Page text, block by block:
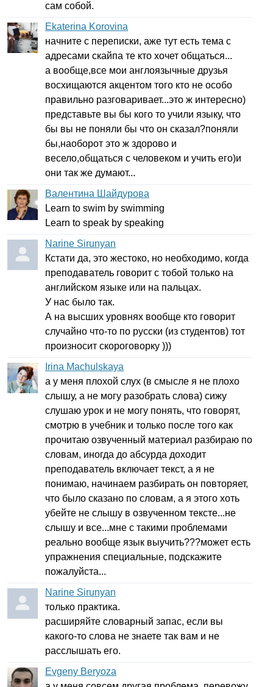
сам собой.
Ekaterina Korovina
начните с переписки, аже тут есть тема с
адресами скайпа те кто хочет общаться...
а вообще,все мои англоязычные друзья
восхищаются акцентом того кто не особо
правильно разговаривает...это ж интересно)
представьте вы бы кого то учили языку, что
бы вы не поняли бы что он сказал?поняли
бы,наоборот это ж здорово и
весело,общаться с человеком и учить его)и
они так же думают...
Валентина Шайдурова
Learn to swim by swimming
Learn to speak by speaking
Narine Sirunyan
Кстати да, это жестоко, но необходимо, когда
преподаватель говорит с тобой только на
английском языке или на пальцах.
У нас было так.
А на высших уровнях вообще кто говорит
случайно что-то по русски (из студентов) тот
произносит скороговорку )))
Irina Machulskaya
а у меня плохой слух (в смысле я не плохо
слышу, а не могу разобрать слова) сижу
слушаю урок и не могу понять, что говорят,
смотрю в учебник и только после того как
прочитаю озвученный материал разбираю по
словам, иногда до абсурда доходит
преподаватель включает текст, а я не
понимаю, начинаем разбирать он повторяет,
что было сказано по словам, а я этого хоть
убейте не слышу в озвученном тексте...не
слышу и все...мне с такими проблемами
реально вообще язык выучить???может есть
упражнения специальные, подскажите
пожалуйста...
Narine Sirunyan
только практика.
расширяйте словарный запас, если вы
какого-то слова не знаете так вам и не
расслышать его.
Evgeny Beryoza